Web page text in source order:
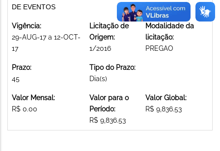
DE EVENTOS
Vigência:
29-AUG-17 a 12-OCT-
17
Licitação de
Origem:
1/2016
Modalidade da
licitação:
PREGAO
Prazo:
45
Tipo do Prazo:
Dia(s)
Valor Mensal:
R$ 0.00
Valor para o
Período:
R$ 9,836.53
Valor Global:
R$ 9,836.53